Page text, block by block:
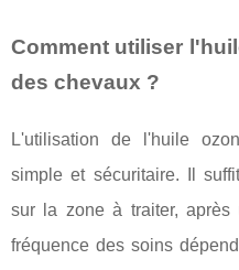
Comment utiliser
des chevaux ?
L'utilisation de l'huile
simple et sécuritaire. Il
sur la zone à traiter, après
fréquence des soins